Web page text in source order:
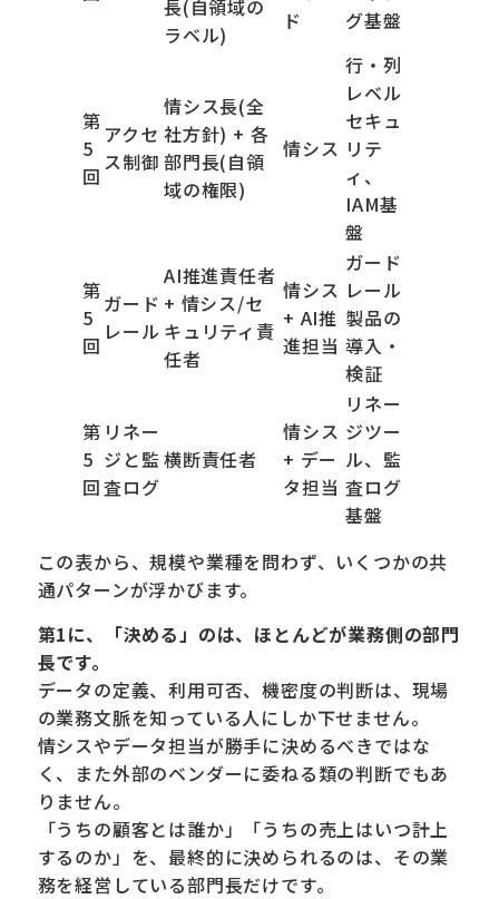
長(自領域の
ラベル)
ド
グ基盤
第
5
回
アクセ
ス制御
情シス長(全
社方針) + 各
部門長(自領
域の権限)
情シス
行・列
レベル
セキュ
リテ
ィ、
IAM基
盤
第
5
回
ガード
レール
AI推進責任者
+ 情シス/セ
キュリティ責
任者
情シス
+ AI推
進担当
ガード
レール
製品の
導入・
検証
第
5
回
リネー
ジと監
査ログ
横断責任者
情シス
+ デー
タ担当
リネー
ジツー
ル、監
査ログ
基盤
この表から、規模や業種を問わず、いくつかの共
通パターンが浮かびます。
第1に、「決める」のは、ほとんどが業務側の部門
長です。
データの定義、利用可否、機密度の判断は、現場
の業務文脈を知っている人にしか下せません。
情シスやデータ担当が勝手に決めるべきではな
く、また外部のベンダーに委ねる類の判断でもあ
りません。
「うちの顧客とは誰か」「うちの売上はいつ計上
するのか」を、最終的に決められるのは、その業
務を経営している部門長だけです。